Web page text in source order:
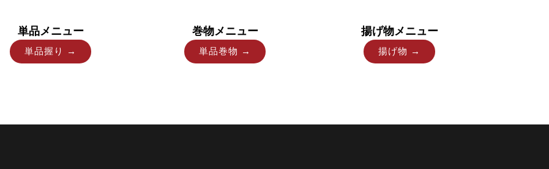
単品メニュー
単品握り →
巻物メニュー
単品巻物 →
揚げ物メニュー
揚げ物 →